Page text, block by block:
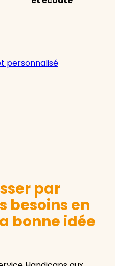
personnalisé
par
besoins en
bonne idée